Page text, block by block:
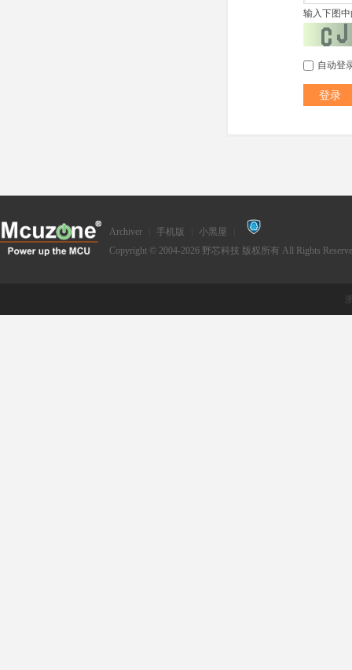
输入下图
自动登
登录
Archiver 手机版 小黑屋
Copyright © 2004-2026 野芯科技 版权所有 All Rights